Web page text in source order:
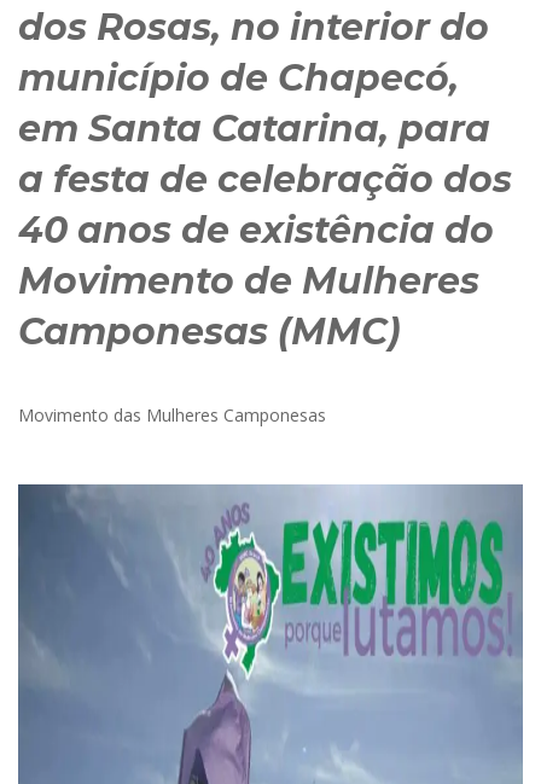
dos Rosas, no interior do
município de Chapecó,
em Santa Catarina, para
a festa de celebração dos
40 anos de existência do
Movimento de Mulheres
Camponesas (MMC)
Movimento das Mulheres Camponesas